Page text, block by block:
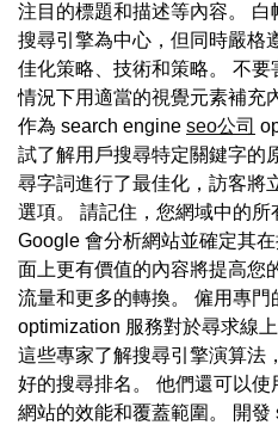
注目的標題和描述等內容。
搜尋引擎為中心，但同時嚴格
佳化策略、技術和策略。 不
情況下用適當的視覺元素補充
作為 search engine seo公司
試了解用戶搜尋特定關鍵字的
尋字詞進行了最佳化，訪客將
選項。 請記住，您網域中的所
Google 會分析網站並確定其
面上更有價值的內容將提高您
流量和更多的轉換。 僱用專門
optimization 服務對於尋求線
這些專家了解搜尋引擎演算法
好的搜尋排名。 他們還可以
網站的效能和覆蓋範圍。 開發